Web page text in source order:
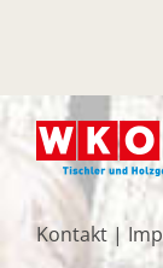
Kontakt |